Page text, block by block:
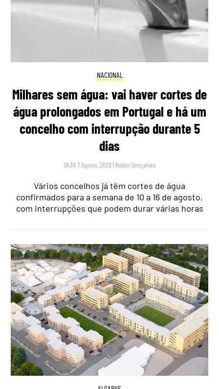
NACIONAL
Milhares sem água: vai haver cortes de
água prolongados em Portugal e há um
concelho com interrupção durante 5
dias
18:30 7 Agosto, 2026 | Rubén Gonçalves
Vários concelhos já têm cortes de água
confirmados para a semana de 10 a 16 de agosto,
com interrupções que podem durar várias horas